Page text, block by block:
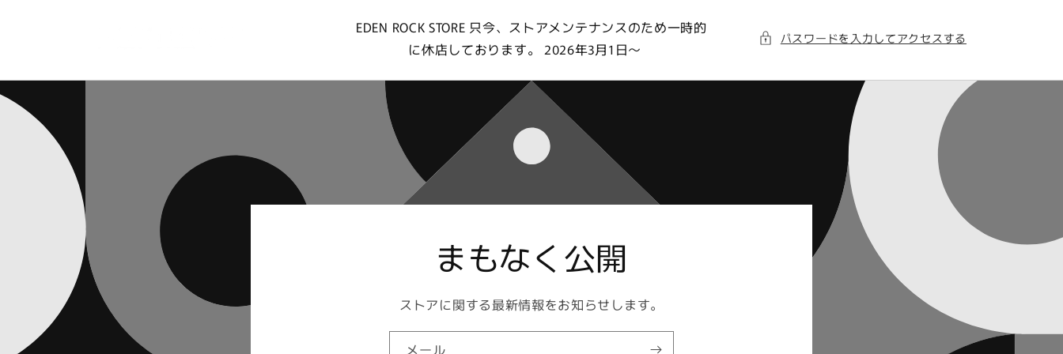
EDEN ROCK STORE 只今、ストアメンテナンスのため一時的
に休店しております。 2026年3月1日〜
パスワードを入力してアクセスする
まもなく公開
ストアに関する最新情報をお知らせします。
メール